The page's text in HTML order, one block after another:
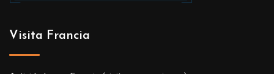
Visita Francia